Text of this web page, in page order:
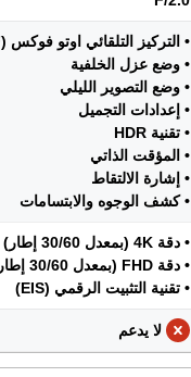
• التركيز التلقائي اوتو فوكس (AF)
• وضع عزل الخلفية
• وضع التصوير الليلي
• إعدادات التجميل
• تقنية HDR
• المؤقت الذاتي
• إشارة الالتقاط
• كشف الوجوه والابتسامات
• دقة 4K (بمعدل 30/60 إطار)
• دقة FHD (بمعدل 30/60 إطار)
• تقنية التثبيت الرقمي (EIS)
لا يدعم